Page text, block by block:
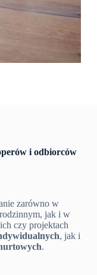
i odbiorców
zarówno w
jak i w
czy projektach
, jak i
.